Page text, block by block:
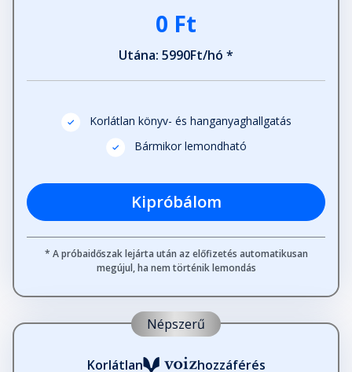
0 Ft
Utána: 5990Ft/hó *
Korlátlan könyv- és hanganyaghallgatás
Bármikor lemondható
Kipróbálom
* A próbaidőszak lejárta után az előfizetés automatikusan
megújul, ha nem történik lemondás
Népszerű
Korlátlan hozzáférés